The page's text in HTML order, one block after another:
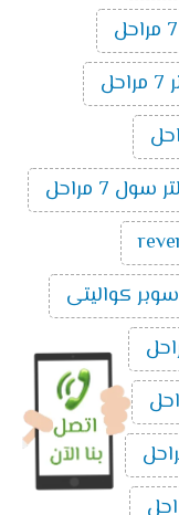
سول 7 مراحل
كواليتى